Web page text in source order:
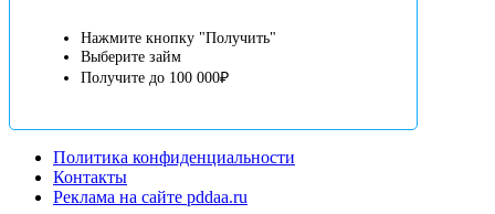
Нажмите кнопку "Получить"
Выберите займ
Получите до 100 000₽
Политика конфиденциальности
Контакты
Реклама на сайте pddaa.ru